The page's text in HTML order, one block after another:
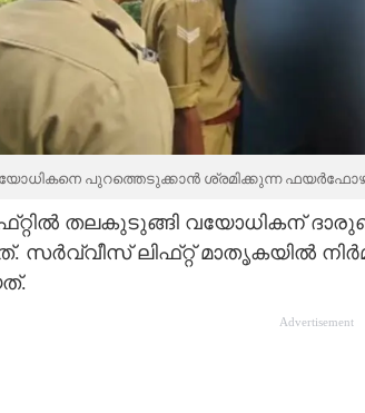
വയോധികനെ പുറത്തെടുക്കാൻ ശ്രമിക്കുന്ന
തലകുടുങ്ങി വയോധികന്
സർവ്വീസ് ലിഫ്‌റ്റ് മാതൃകയിൽ
Advertisement